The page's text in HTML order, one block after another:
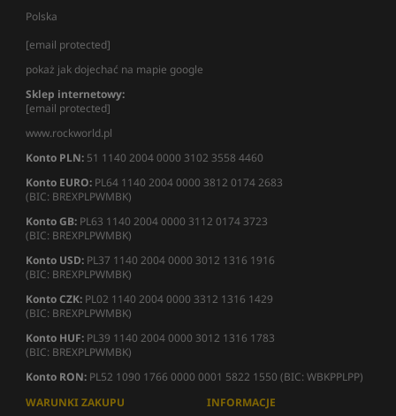
Polska
[email protected]
pokaż jak dojechać na mapie google
Sklep internetowy:
[email protected]
www.rockworld.pl
Konto PLN: 51 1140 2004 0000 3102 3558 4460
Konto EURO: PL64 1140 2004 0000 3812 0174 2683
(BIC: BREXPLPWMBK)
Konto GB: PL63 1140 2004 0000 3112 0174 3723
(BIC: BREXPLPWMBK)
Konto USD: PL37 1140 2004 0000 3012 1316 1916
(BIC: BREXPLPWMBK)
Konto CZK: PL02 1140 2004 0000 3312 1316 1429
(BIC: BREXPLPWMBK)
Konto HUF: PL39 1140 2004 0000 3012 1316 1783
(BIC: BREXPLPWMBK)
Konto RON: PL52 1090 1766 0000 0001 5822 1550 (BIC: WBKPPLPP)
WARUNKI ZAKUPU
INFORMACJE